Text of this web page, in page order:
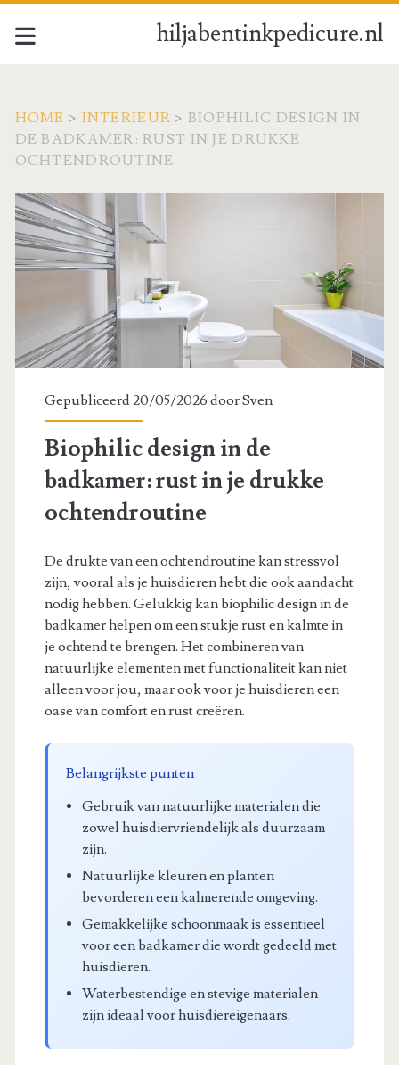
hiljabentinkpedicure.nl
HOME > INTERIEUR > BIOPHILIC DESIGN IN
DE BADKAMER: RUST IN JE DRUKKE
OCHTENDROUTINE
Gepubliceerd 20/05/2026 doorSven
Biophilic design in de
badkamer: rust in je drukke
ochtendroutine
De drukte van een ochtendroutine kan stressvol
zijn, vooral als je huisdieren hebt die ook aandacht
nodig hebben. Gelukkig kan biophilic design in de
badkamer helpen om een stukje rust en kalmte in
je ochtend te brengen. Het combineren van
natuurlijke elementen met functionaliteit kan niet
alleen voor jou, maar ook voor je huisdieren een
oase van comfort en rust creëren.
Belangrijkste punten
Gebruik van natuurlijke materialen die
zowel huisdiervriendelijk als duurzaam
zijn.
Natuurlijke kleuren en planten
bevorderen een kalmerende omgeving.
Gemakkelijke schoonmaak is essentieel
voor een badkamer die wordt gedeeld met
huisdieren.
Waterbestendige en stevige materialen
zijn ideaal voor huisdiereigenaars.